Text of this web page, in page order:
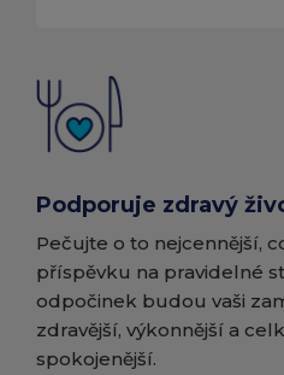
Podporuje zdravý
Pečujte o to nejcennější,
příspěvku na pravidelné
odpočinek budou vaši
zdravější, výkonnější a
spokojenější.